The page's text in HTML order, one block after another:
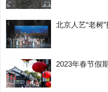
北京人艺“老树
2023年春节假